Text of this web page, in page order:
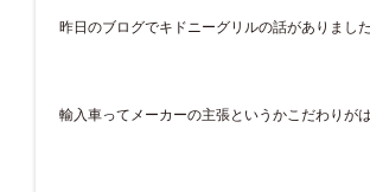
昨日のブログでキドニーグリルの話がありました
輸入車ってメーカーの主張というかこだわりが